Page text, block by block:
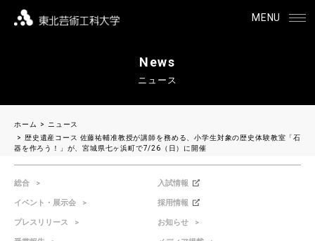
MENU
News
ニュース
ホーム
ニュース
歴史遺産コース 佐藤祐輔准教授が講師を務める、小学生対象の歴史体験教室「石
器を作ろう！」が、宮城県七ヶ浜町で7/26（日）に開催
総合 入試情報
イベント・展示会 採用情報
プレスリリース お知らせ